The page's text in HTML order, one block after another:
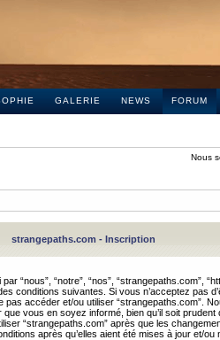
GALERIE NEWS FORUM
Nous
strangepaths.com - Inscription
“nous”, “notre”, “nos”, “strangepaths.com”,
conditions suivantes. Si vous n’acceptez pas
accéder et/ou utiliser “strangepaths.com”.
vous en soyez informé, bien qu’il soit
“strangepaths.com” après que les
après qu’elles aient été mises à jour et/ou